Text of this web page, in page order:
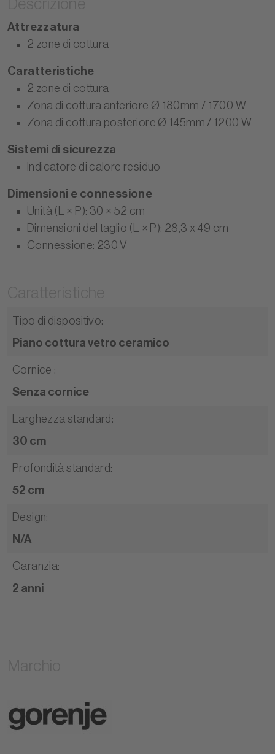
Attrezzatura
2 zone di cottura
Caratteristiche
2 zone di cottura
Zona di cottura anteriore Ø 180mm / 1700 W
Zona di cottura posteriore Ø 145mm / 1200 W
Sistemi di sicurezza
Indicatore di calore residuo
Dimensioni e connessione
Unità (L × P): 30 × 52 cm
Dimensioni del taglio (L × P): 28,3 x 49 cm
Connessione: 230 V
Tipo di dispositivo:
Piano cottura vetro ceramico
Cornice :
Senza cornice
Larghezza standard :
30 cm
Profondità standard:
52 cm
Design:
N/A
Garanzia:
2 anni